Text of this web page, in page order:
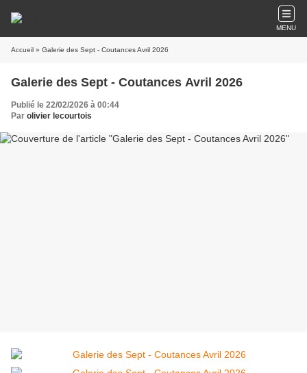
MENU
Accueil » Galerie des Sept - Coutances Avril 2026
Galerie des Sept - Coutances Avril 2026
Publié le 22/02/2026 à 00:44
Par olivier lecourtois